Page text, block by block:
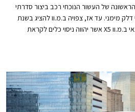
של העשור הנוכחי רכב ביצור סדרתי
מימני. עד אז, צפויה ב.מ.וו להציג בשנת
2022 גרסת הנעה כזו לרכב הפנאי ב.מ.וו X5 אשר יהווה ניסוי כלים לקראת